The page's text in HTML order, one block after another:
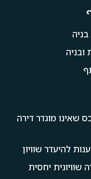
בניה
ובניה
שיווניות בתמ”א 38 לנכס שאינו מוגדר דירה